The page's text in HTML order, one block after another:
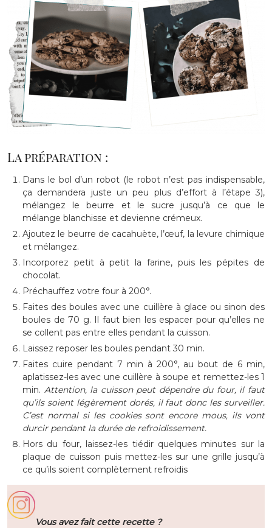
La préparation :
Dans le bol d’un robot (le robot n’est pas indispensable,
ça demandera juste un peu plus d’effort à l’étape 3),
mélangez le beurre et le sucre jusqu’à ce que le
mélange blanchisse et devienne crémeux.
Ajoutez le beurre de cacahuète, l’œuf, la levure chimique
et mélangez.
Incorporez petit à petit la farine, puis les pépites de
chocolat.
Préchauffez votre four à 200°.
Faites des boules avec une cuillère à glace ou sinon des
boules de 70 g. Il faut bien les espacer pour qu’elles ne
se collent pas entre elles pendant la cuisson.
Laissez reposer les boules pendant 30 min.
Faites cuire pendant 7 min à 200°, au bout de 6 min,
aplatissez-les avec une cuillère à soupe et remettez-les 1
min. Attention, la cuisson peut dépendre du four, il faut
qu’ils soient légèrement dorés, il faut donc les surveiller.
C’est normal si les cookies sont encore mous, ils vont
durcir pendant la durée de refroidissement.
Hors du four, laissez-les tiédir quelques minutes sur la
plaque de cuisson puis mettez-les sur une grille jusqu’à
ce qu’ils soient complètement refroidis
Vous avez fait cette recette ?